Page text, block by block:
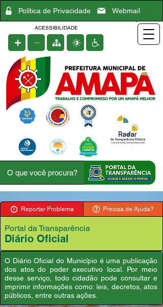
Política de Privacidade Webmail
ACESSIBILIDADE
Reportar Problema Precisa de Ajuda?
Portal da Transparência
Diário Oficial
O Diário Oficial do Município é uma publicação
dos atos do poder executivo local. Por meio
desse serviço, todo cidadão pode consultar e
imprimir informações como: leis, decretos, atos
públicos, entre outras ações.